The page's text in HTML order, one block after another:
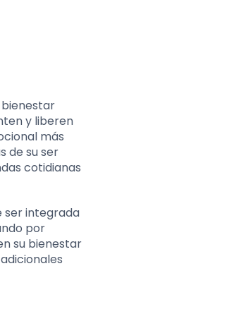
y liberen
más
de su ser
cotidianas
ser integrada
por
su bienestar